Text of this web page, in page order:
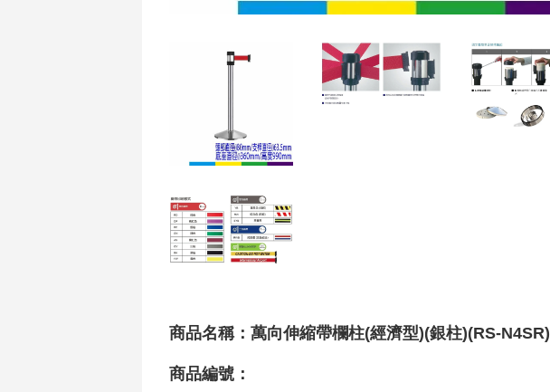
商品名稱：萬向伸縮帶欄柱(經濟型)(銀柱)(RS-N4SR)
商品編號：